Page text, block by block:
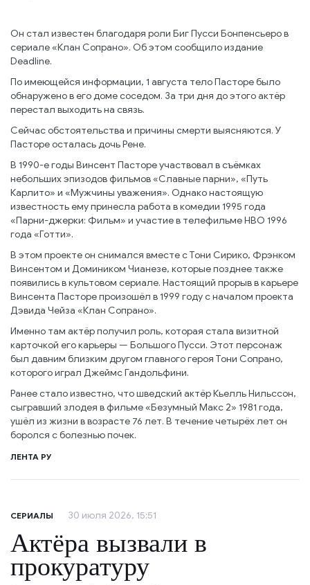
Он стал известен благодаря роли Биг Пусси Бонпенсьеро в
сериале «Клан Сопрано». Об этом сообщило издание
Deadline.
По имеющейся информации, 1 августа тело Пасторе было
обнаружено в его доме соседом. За три дня до этого актёр
перестал выходить на связь.
Сейчас обстоятельства и причины смерти выясняются. У
Пасторе осталась дочь Рене.
В 1990-е годы Винсент Пасторе участвовал в съёмках
небольших эпизодов фильмов «Славные парни», «Путь
Карлито» и «Мужчины уважения». Однако настоящую
известность ему принесла работа в комедии 1995 года
«Парни-джерки: Фильм» и участие в телефильме HBO 1996
года «Готти».
В этом проекте он снимался вместе с Тони Сирико, Фрэнком
Винсентом и Домиником Чианезе, которые позднее также
появились в культовом сериале. Настоящий прорыв в карьере
Винсента Пасторе произошёл в 1999 году с началом проекта
Дэвида Чейза «Клан Сопрано».
Именно там актёр получил роль, которая стала визитной
карточкой его карьеры — Большого Пусси. Этот персонаж
был давним близким другом главного героя Тони Сопрано,
которого играл Джеймс Гандольфини.
Ранее стало известно, что шведский актёр Кьелль Нильссон,
сыгравший злодея в фильме «Безумный Макс 2» 1981 года,
ушёл из жизни в возрасте 76 лет. В течение четырёх лет он
боролся с болезнью почек.
ЛЕНТА РУ
СЕРИАЛЫ 30 июля 2026, 15:51
Актёра вызвали в
прокуратуру